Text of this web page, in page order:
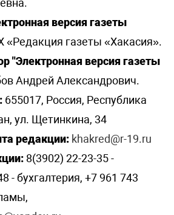
версия газеты
«Редакция газеты «Хакасия».
"Электронная версия газеты
Андрей Александрович.
655017, Россия, Республика
ул. Щетинкина, 34
редакции: khakred@r-19.ru
8(3902) 22-23-35 -
- бухгалтерия, +7 961 743